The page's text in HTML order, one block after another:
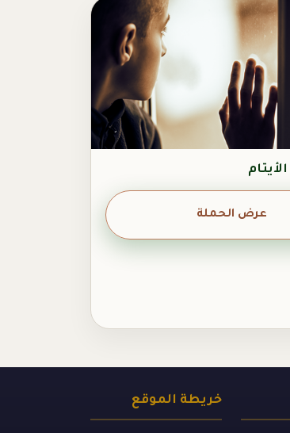
عرض الحملة
خريطة الموقع